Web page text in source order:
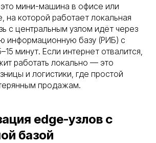
мини-машина в офисе или
на которой работает локальная
с центральным узлом идёт через
информационную базу (РИБ) с
минут. Если интернет отвалится,
работать локально — это
и логистики, где простой
продажам.
edge-узлов с
базой